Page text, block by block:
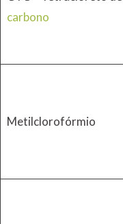
carbono
Metilclorofórmio